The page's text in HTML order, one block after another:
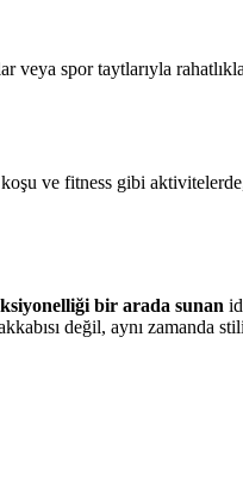
spor taytlarıyla
ve fitness gibi
bir arada sunan
değil, aynı